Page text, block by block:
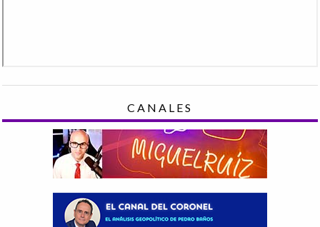
CANALES